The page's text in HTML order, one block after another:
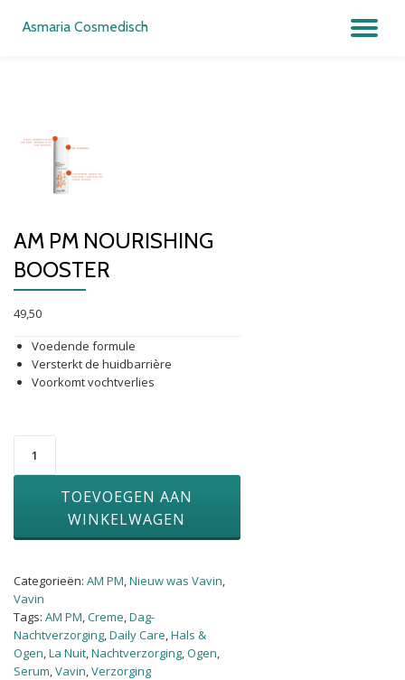
Asmaria Cosmedisch
AM PM NOURISHING
BOOSTER
49,50
Voedende formule
Versterkt de huidbarrière
Voorkomt vochtverlies
Nourishing
TOEVOEGEN AAN
WINKELWAGEN
Categorieën: AM PM,Nieuw was Vavin,
Vavin
Tags: AM PM,Creme,Dag-
Nachtverzorging,Daily Care,Hals &
Ogen,La Nuit,Nachtverzorging,Ogen,
Serum,Vavin,Verzorging